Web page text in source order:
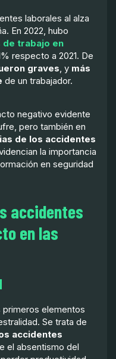
laborales al alza
En 2022, hubo
de trabajo en
respecto a 2021. De
graves, y más
de un trabajador.
negativo evidente
pero también en
de los accidentes
la importancia
en seguridad
accidentes
en las
primeros elementos
Se trata de
accidentes
el absentismo del